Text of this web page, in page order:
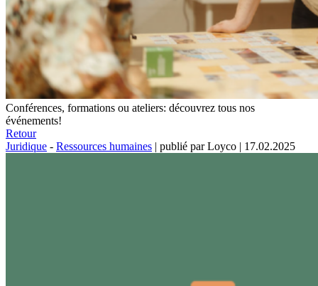
Conférences, formations ou ateliers: découvrez tous nos
événements!
Retour
Juridique - Ressources humaines | publié par Loyco | 17.02.2025